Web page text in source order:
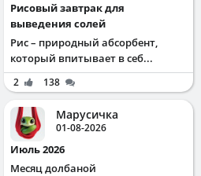
Рисовый завтрак для
выведения солей
Рис – природный абсорбент,
который впитывает в себ...
2 138
Марусичка
01-08-2026
Июль 2026
Месяц долбаной